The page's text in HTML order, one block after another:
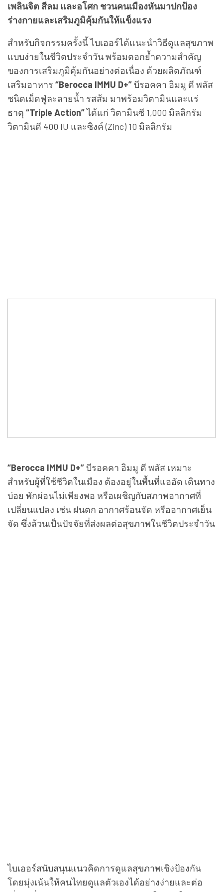
เพลินจิต สีลม และอโศก ชวนคนเมืองหันมาปกป้อง
ร่างกายและเสริมภูมิคุ้มกันให้แข็งแรง
สำหรับกิจกรรมครั้งนี้ ไบเออร์ได้แนะนำวิธีดูแลสุขภาพ
แบบง่ายในชีวิตประจำวัน พร้อมตอกย้ำความสำคัญ
ของการเสริมภูมิคุ้มกันอย่างต่อเนื่อง ด้วยผลิตภัณฑ์
เสริมอาหาร “Berocca IMMU D+”บีรอคคา อิมมู ดี พลัส
ชนิดเม็ดฟู่ละลายน้ำ รสส้ม มาพร้อมวิตามินและแร่
ธาตุ “Triple Action”ได้แก่ วิตามินซี 1,000 มิลลิกรัม
วิตามินดี 400 IU และซิงค์ (Zinc) 10 มิลลิกรัม
“Berocca IMMU D+”บีรอคคา อิมมู ดี พลัส เหมาะ
สำหรับผู้ที่ใช้ชีวิตในเมือง ต้องอยู่ในพื้นที่แออัด เดินทาง
บ่อย พักผ่อนไม่เพียงพอ หรือเผชิญกับสภาพอากาศที่
เปลี่ยนแปลง เช่น ฝนตก อากาศร้อนจัด หรืออากาศเย็น
จัด ซึ่งล้วนเป็นปัจจัยที่ส่งผลต่อสุขภาพในชีวิตประจำวัน
ไบเออร์สนับสนุนแนวคิดการดูแลสุขภาพเชิงป้องกัน
โดยมุ่งเน้นให้คนไทยดูแลตัวเองได้อย่างง่ายและต่อ